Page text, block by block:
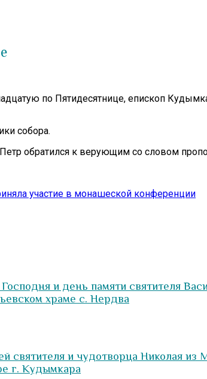
по Пятидесятнице, епископ
собора.
обратился к верующим со словом
участие в монашеской конференции
и день памяти святителя
храме с. Нердва
святителя и чудотворца Николая
г. Кудымкара